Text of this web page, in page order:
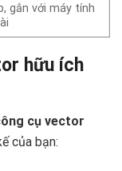
gắn với máy tính
hữu ích
cụ vector
của bạn: